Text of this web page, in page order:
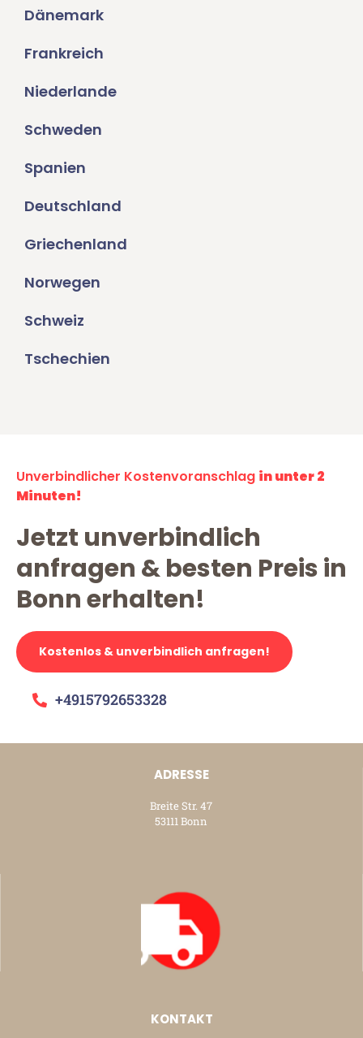
Dänemark
Frankreich
Niederlande
Schweden
Spanien
Deutschland
Griechenland
Norwegen
Schweiz
Tschechien
Unverbindlicher Kostenvoranschlag in unter 2
Minuten!
Jetzt unverbindlich
anfragen & besten Preis in
Bonn erhalten!
Kostenlos & unverbindlich anfragen!
+4915792653328
ADRESSE
Breite Str. 47
53111 Bonn
KONTAKT